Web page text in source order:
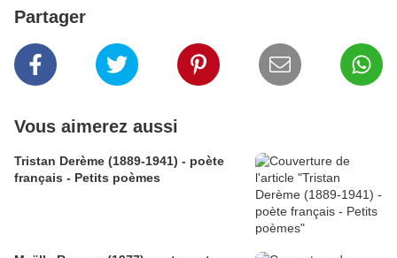
Partager
Vous aimerez aussi
Tristan Derème (1889-1941) - poète
français - Petits poèmes